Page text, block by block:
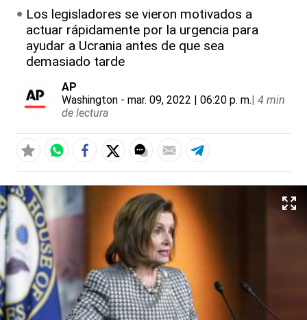
Los legisladores se vieron motivados a
actuar rápidamente por la urgencia para
ayudar a Ucrania antes de que sea
demasiado tarde
AP
Washington - mar. 09, 2022 | 06:20 p. m.| 4 min
de lectura